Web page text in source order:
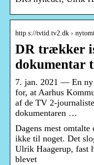
http s://tvtid.tv2.dk ›
DR trækker
dokumentar
7. jan. 2021 — En
for, at Aarhus
af de TV 2-
dokumentaren …
Dagens mest
ikke til noget. Det
Ulrik Haagerup, fast
blevet